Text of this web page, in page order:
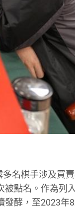
名棋手涉及買
被點名。作為列
發酵，至2023年